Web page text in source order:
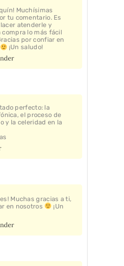
Muchísimas
tu comentario. Es
atenderle y
compra lo más fácil
por confiar en
¡Un saludo!
perfecto: la
el proceso de
y la celeridad en la
Muchas gracias a ti,
en nosotros
¡Un